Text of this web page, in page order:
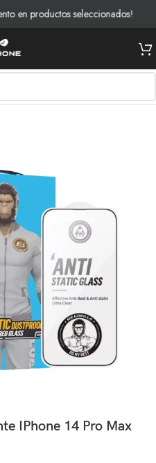
en productos seleccionados!
IPhone 14 Pro Max